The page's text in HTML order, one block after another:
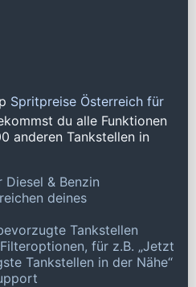
Spritpreise Österreich für
du alle Funktionen
anderen Tankstellen in
& Benzin
deines
Tankstellen
für z.B. „Jetzt
Tankstellen in der Nähe“